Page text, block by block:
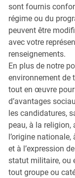
sont fournis
régime ou du
peuvent être
avec votre
renseignements.
En plus de notre
environnement de
tout en œuvre
d’avantages
les candidatures,
peau, à la religion,
l’origine nationale,
et à l’expression
statut militaire, ou
tout groupe ou